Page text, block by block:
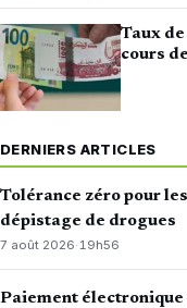
Taux
cours
DERNIERS ARTICLES
Tolérance zéro pour
dépistage de drogues
7 août 2026·19h56
Paiement